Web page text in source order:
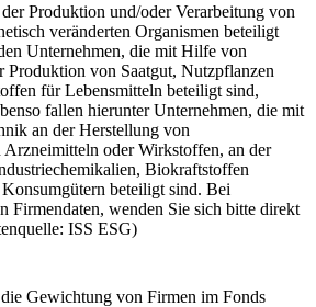
Produktion und/oder Verarbeitung von
veränderten Organismen beteiligt
Unternehmen, die mit Hilfe von
Produktion von Saatgut, Nutzpflanzen
für Lebensmitteln beteiligt sind,
fallen hierunter Unternehmen, die mit
an der Herstellung von
Arzneimitteln oder Wirkstoffen, an der
Biokraftstoffen
beteiligt sind. Bei
Firmendaten, wenden Sie sich bitte direkt
ISS ESG)
Gewichtung von Firmen im Fonds